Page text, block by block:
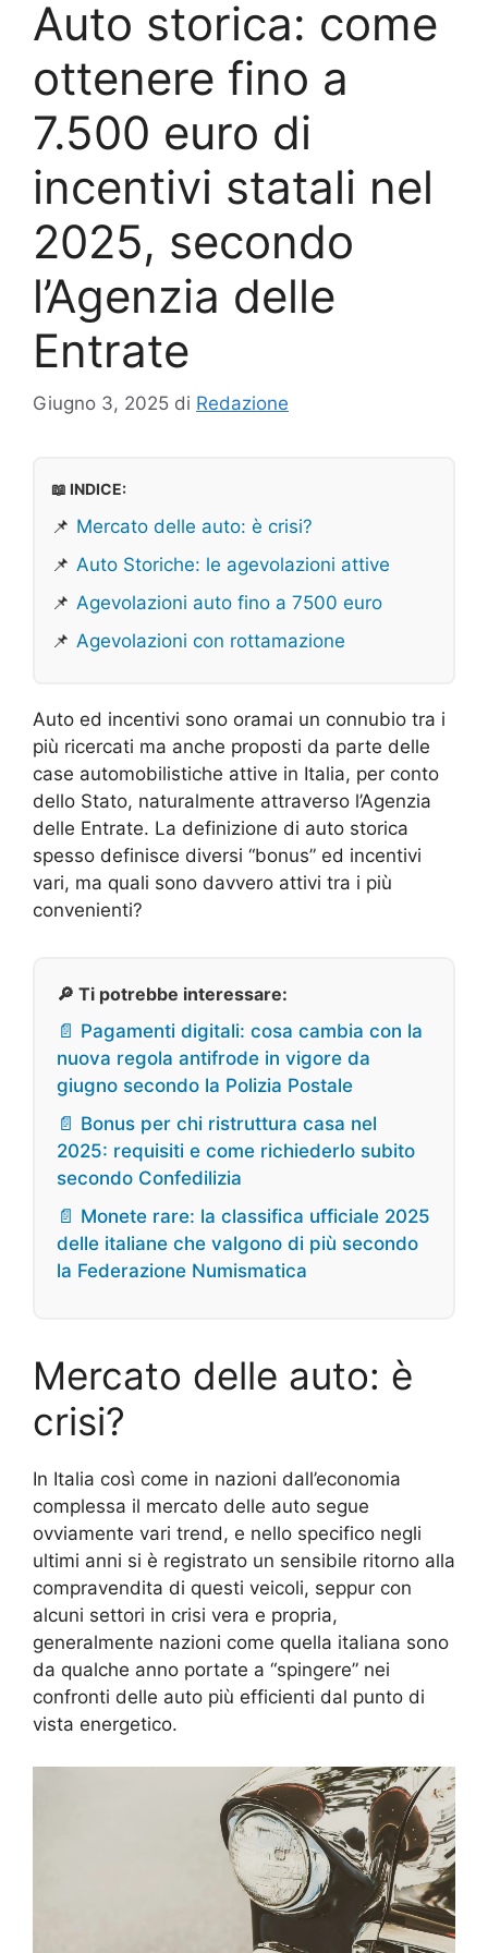
Auto storica: come
ottenere fino a
7.500 euro di
incentivi statali nel
2025, secondo
l’Agenzia delle
Entrate
Giugno 3, 2025 di Redazione
📖 INDICE:
📌 Mercato delle auto: è crisi?
📌 Auto Storiche: le agevolazioni attive
📌 Agevolazioni auto fino a 7500 euro
📌 Agevolazioni con rottamazione
Auto ed incentivi sono oramai un connubio tra i
più ricercati ma anche proposti da parte delle
case automobilistiche attive in Italia, per conto
dello Stato, naturalmente attraverso l’Agenzia
delle Entrate. La definizione di auto storica
spesso definisce diversi “bonus” ed incentivi
vari, ma quali sono davvero attivi tra i più
convenienti?
🔎 Ti potrebbe interessare:
📄 Pagamenti digitali: cosa cambia con la
nuova regola antifrode in vigore da
giugno secondo la Polizia Postale
📄 Bonus per chi ristruttura casa nel
2025: requisiti e come richiederlo subito
secondo Confedilizia
📄 Monete rare: la classifica ufficiale 2025
delle italiane che valgono di più secondo
la Federazione Numismatica
Mercato delle auto: è
crisi?
In Italia così come in nazioni dall’economia
complessa il mercato delle auto segue
ovviamente vari trend, e nello specifico negli
ultimi anni si è registrato un sensibile ritorno alla
compravendita di questi veicoli, seppur con
alcuni settori in crisi vera e propria,
generalmente nazioni come quella italiana sono
da qualche anno portate a “spingere” nei
confronti delle auto più efficienti dal punto di
vista energetico.